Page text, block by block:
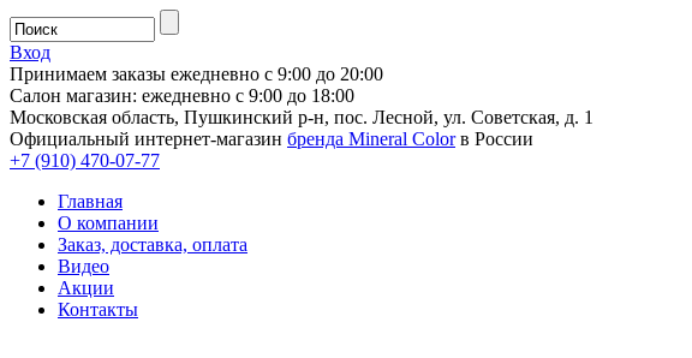
Вход
Принимаем заказы ежедневно с 9:00 до 20:00
Салон магазин: ежедневно с 9:00 до 18:00
Московская область, Пушкинский р-н, пос. Лесной, ул. Советская, д. 1
Официальный интернет-магазин бренда Mineral Colorв России
+7 (910) 470-07-77
Главная
О компании
Заказ, доставка, оплата
Видео
Акции
Контакты